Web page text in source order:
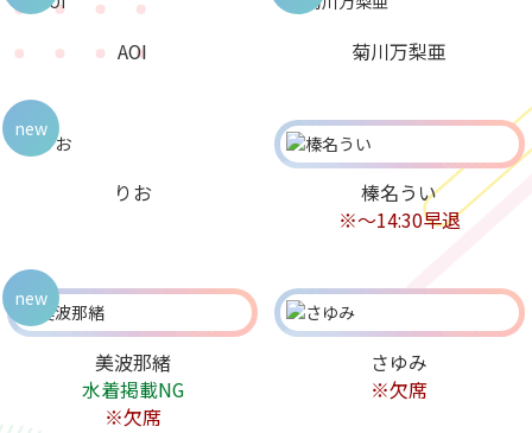
AOI 菊川万梨亜
りお
new
榛名うい
※～14:30早退
美波那緒
水着掲載NG
※欠席
new
さゆみ
※欠席